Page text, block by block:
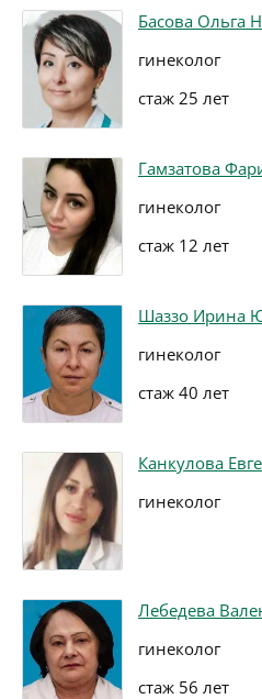
Басова Ольга
гинеколог
стаж 25 лет
Гамзатова
гинеколог
стаж 12 лет
Шаззо Ирина
гинеколог
стаж 40 лет
Канкулова
гинеколог
Лебедева
гинеколог
стаж 56 лет